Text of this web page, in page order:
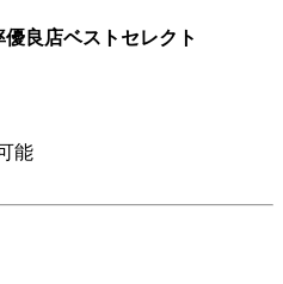
良店ベストセレクト
能